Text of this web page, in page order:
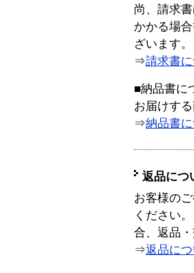
尚、請求
かかる場
ざいます。
⇒請求書
■納品書に
お届けす
⇒納品書
返品につ
お客様の
ください
合、返品
⇒返品に